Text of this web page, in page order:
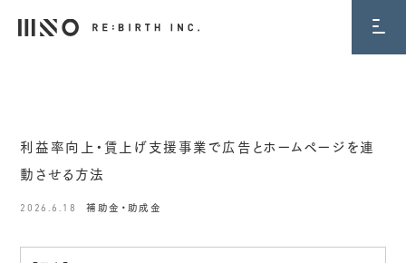
BLOG
利益率向上・賃上げ支援事業で広告とホームページを連
動させる方法
2026.6.18 補助金・助成金